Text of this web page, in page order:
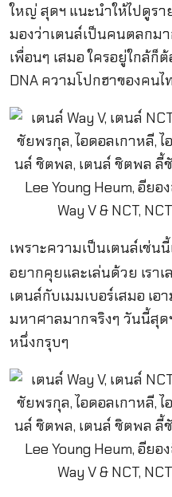
ใหญ่ สุดฯ แนะนำให้ไปดูรา
มองว่าเตนล์เป็นคนตลกม
เพื่อนๆ เสมอ ใครอยู่ใกล้ก็
DNA ความโปกฮาของคน
เพราะความเป็นเตนล์เช่น
อยากคุยและเล่นด้วย เรา
เตนล์กับเมมเบอร์เสมอ เ
มหาศาลมากจริงๆ วันนี้สุด
หนึ่งกรุบๆ